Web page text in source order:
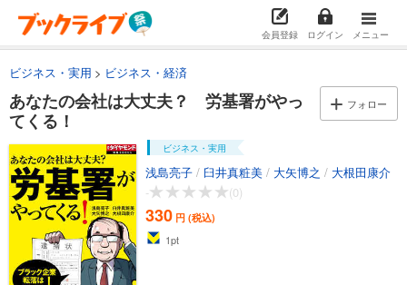
会員登録 ログイン メニュー
ビジネス・実用 ビジネス・経済
あなたの会社は大丈夫？ 労基署がやっ
てくる！
フォロー
ビジネス・実用
浅島亮子 / 臼井真粧美 / 大矢博之 / 大根田康介
-
(0)
330 円 (税込)
1pt